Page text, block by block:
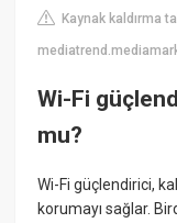
Kaynak kaldırma
Wi-Fi
mu?
Wi-Fi güçlendirici,
korumayı sağlar.